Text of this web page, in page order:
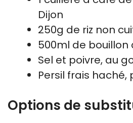
Dijon
250g de riz non
500ml de
Sel et poivre, au
Persil frais
Options de